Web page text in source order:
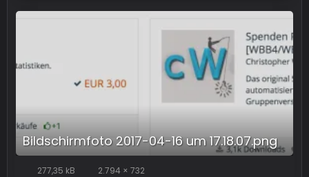
Bildschirmfoto 2017-04-16 um 17.18.07.png
277,35 kB 2.794 × 732